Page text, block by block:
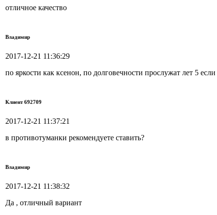
отличное качество
Владимир
2017-12-21 11:36:29
по яркости как ксенон, по долговечности прослужат лет 5
Клиент 692709
2017-12-21 11:37:21
в противотуманки рекомендуете ставить?
Владимир
2017-12-21 11:38:32
Да , отличный вариант